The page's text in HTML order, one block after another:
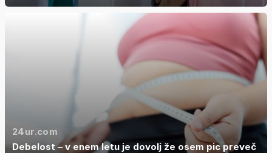
24ur.com
Debelost – v enem letu je dovolj že osem pic preveč